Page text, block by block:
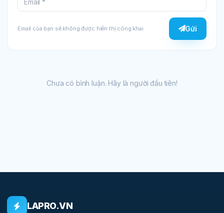
Email của bạn sẽ không được hiển thị công khai. Gửi
Chưa có bình luận. Hãy là người đầu tiên!
LAPRO.VN